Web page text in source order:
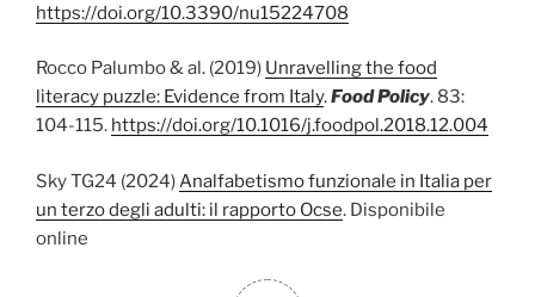
https://doi.org/10.3390/nu15224708
Rocco Palumbo & al. (2019) Unravelling the food
literacy puzzle: Evidence from Italy.Food Policy. 83:
104-115. https://doi.org/10.1016/j.foodpol.2018.12.004
Sky TG24 (2024)Analfabetismo funzionale in Italia per
un terzo degli adulti: il rapporto Ocse. Disponibile
online